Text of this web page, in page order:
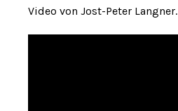
Video von Jost-Peter Langner.